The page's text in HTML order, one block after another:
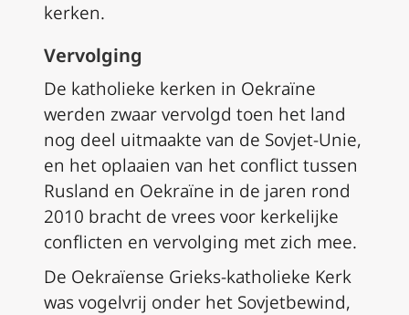
kerken.
Vervolging
De katholieke kerken in Oekraïne
werden zwaar vervolgd toen het land
nog deel uitmaakte van de Sovjet-Unie,
en het oplaaien van het conflict tussen
Rusland en Oekraïne in de jaren rond
2010 bracht de vrees voor kerkelijke
conflicten en vervolging met zich mee.
De Oekraïense Grieks-katholieke Kerk
was vogelvrij onder het Sovjetbewind,